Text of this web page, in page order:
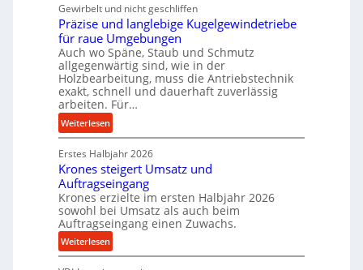
b
e
i
m
D
r
ü
c
k
p
r
o
z
e
s
s
u
g
e
l
g
e
w
i
n
e
t
r
i
e
b
u
Gewirbelt und nicht geschliffen
Präzise und langlebige Kugelgewindetriebe
für raue Umgebungen
Auch wo Späne, Staub und Schmutz
allgegenwärtig sind, wie in der
Holzbearbeitung, muss die Antriebstechnik
exakt, schnell und dauerhaft zuverlässig
arbeiten. Für…
Weiterlesen:
P
r
ä
z
i
s
e
u
n
Erstes Halbjahr 2026
Krones steigert Umsatz und
Auftragseingang
Krones erzielte im ersten Halbjahr 2026
sowohl bei Umsatz als auch beim
Auftragseingang einen Zuwachs.
Weiterlesen:
K